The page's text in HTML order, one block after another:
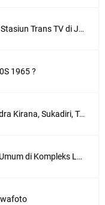
Cara Mendapatkan Sinyal Analog Stasiun Trans TV di Jakarta
1965 ?
Kolam Pemancingan Bawing Candra Kirana, Sukadiri, Tangerang
Rumah Pos Komando dan Dapur Umum di Kompleks Lubang Buaya Jakarta